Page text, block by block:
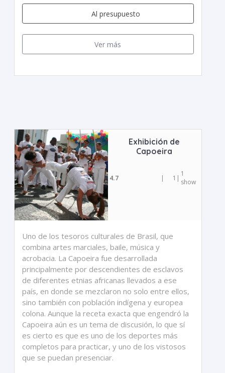
Al presupuesto
Ver más
Exhibición de
Capoeira
4.7 | 1 | 1
show
Uno de los tesoros culturales de Brasil, que
combina artes marciales, baile, música y
acrobacia. La Capoeira fue desarrollada
principalmente por descendientes de esclavos
de diferentes etnias africanas llevados a ese
país, en donde se mezclaron no solo entre ellos,
sino también con población indígena y europea
colona. Aunque la receta exacta que engendró la
Capoeira aún es un tema de discusión, lo que sí
es cierto es que es uno de los deportes más
completos para practicar, y uno de los vistosos
que se puedan presenciar.